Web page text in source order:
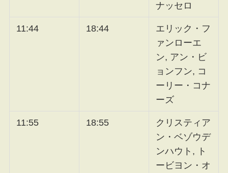
ナッセロ
11:44 18:44
エリック・フ
ァンローエ
ン, アン・ビ
ョンフン, コ
ーリー・コナ
ーズ
11:55 18:55
クリスティア
ン・ベゾウデ
ンハウト, ト
ービヨン・オ